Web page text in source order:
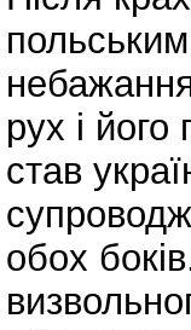
рух і його
став
обох